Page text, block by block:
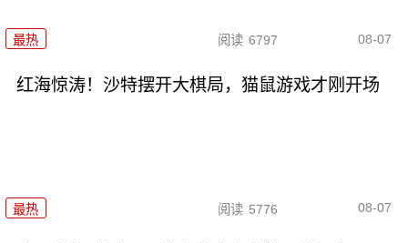
最热 阅读 6797 08-07
红海惊涛！沙特摆开大棋局，猫鼠游戏才刚开场
最热 阅读 5776 08-07